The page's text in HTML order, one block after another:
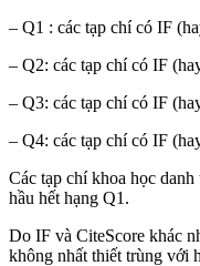
– Q1 : các tạp chí có IF
– Q2: các tạp chí có IF
– Q3: các tạp chí có IF
– Q4: các tạp chí có IF
Các tạp chí khoa học
hầu hết hạng Q1.
Do IF và CiteScore khác
không nhất thiết trùng với